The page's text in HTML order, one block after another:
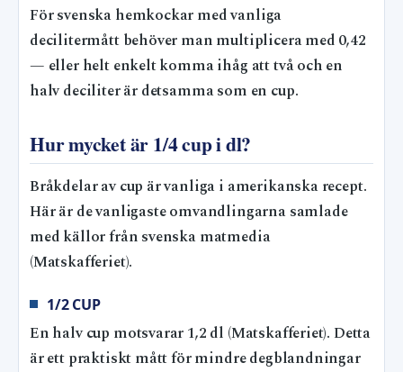
För svenska hemkockar med vanliga
decilitermått behöver man multiplicera med 0,42
— eller helt enkelt komma ihåg att två och en
halv deciliter är detsamma som en cup.
Hur mycket är 1/4 cup i dl?
Bråkdelar av cup är vanliga i amerikanska recept.
Här är de vanligaste omvandlingarna samlade
med källor från svenska matmedia
(Matskafferiet).
1/2 CUP
En halv cup motsvarar 1,2 dl (Matskafferiet). Detta
är ett praktiskt mått för mindre degblandningar